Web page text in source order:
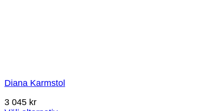
Diana Karmstol
3 045 kr